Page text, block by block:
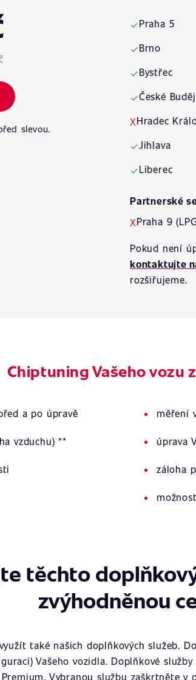
slevou.
✓Praha 5
✓Brno
✓Bystřec
✓České
XHradec
✓Jihlava
✓Liberec
Partnerské
XPraha 9
Pokud není
kontaktujte
rozšiřujeme.
Chiptuning Vašeho vozu
a po úpravě měření
vzduchu) ** úprava
záloha
těchto
zvýhodněnou
také našich doplňkových služeb.
Vašeho vozidla. Doplňkové
Vybranou službu zaškrtněte v